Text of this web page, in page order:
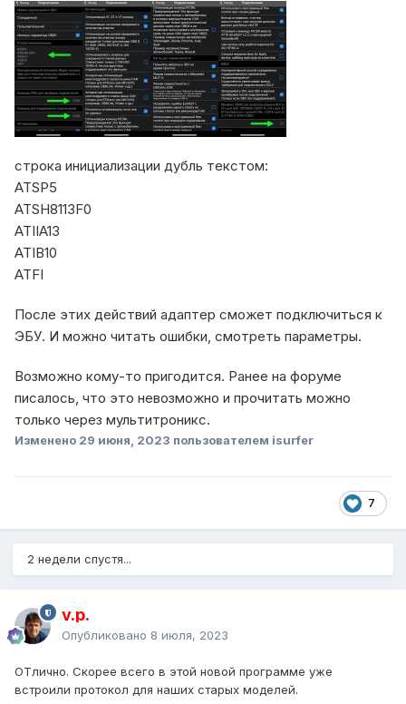
строка инициализации дубль текстом:
ATSP5
ATSH8113F0
ATIIA13
ATIB10
ATFI
После этих действий адаптер сможет подключиться к
ЭБУ. И можно читать ошибки, смотреть параметры.
Возможно кому-то пригодится. Ранее на форуме
писалось, что это невозможно и прочитать можно
только через мультитроникс.
Изменено 29 июня, 2023 пользователем isurfer
7
2 недели спустя...
v.p.
Опубликовано 8 июля, 2023
ОТлично. Скорее всего в этой новой программе уже
встроили протокол для наших старых моделей.